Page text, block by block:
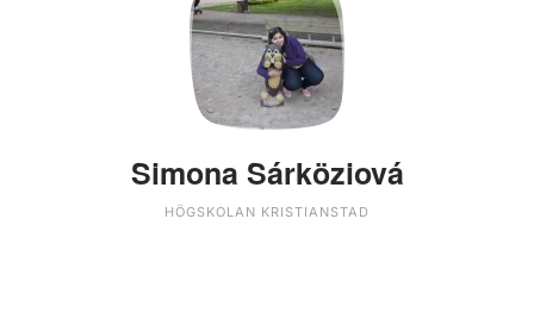
Simona Sárköziová
HÖGSKOLAN KRISTIANSTAD